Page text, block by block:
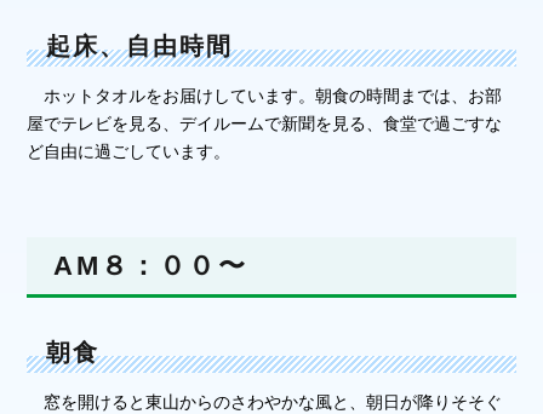
起床、自由時間
ホットタオルをお届けしています。朝食の時間までは、お部
屋でテレビを見る、デイルームで新聞を見る、食堂で過ごすな
ど自由に過ごしています。
AM８：００〜
朝食
窓を開けると東山からのさわやかな風と、朝日が降りそそぐ